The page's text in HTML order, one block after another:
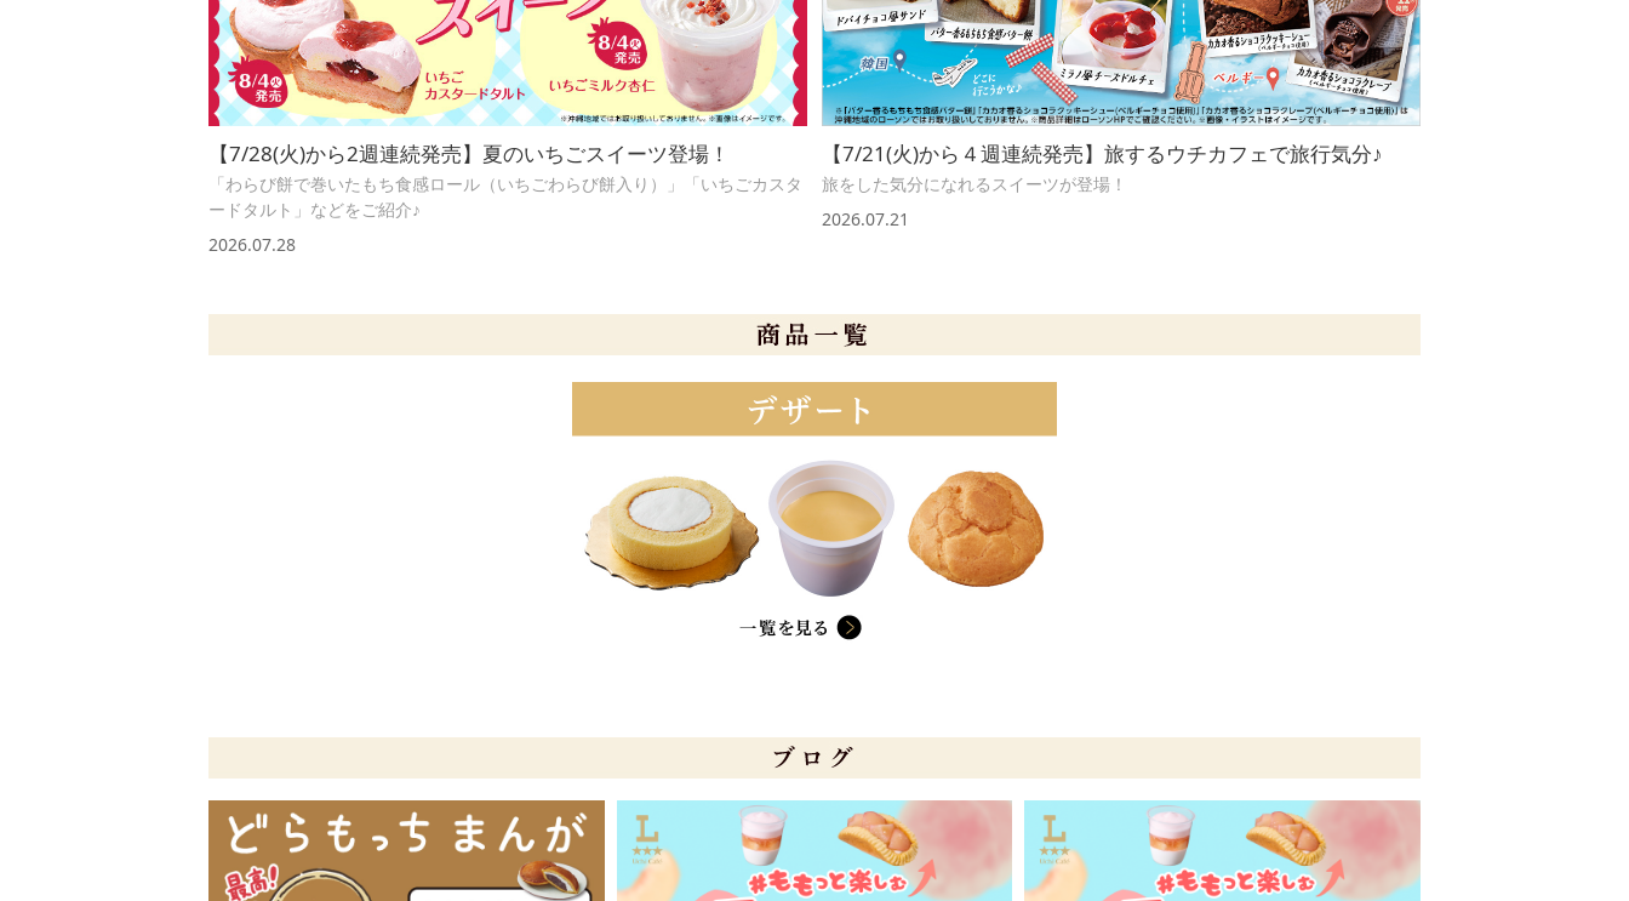
【7/28(火)から2週連続発売】夏のいちごスイーツ登場！
「わらび餅で巻いたもち食感ロール（いちごわらび餅入り）」「いちごカスタ
ードタルト」などをご紹介♪
2026.07.28
【7/21(火)から４週連続発売】旅するウチカフェで旅行気分♪
旅をした気分になれるスイーツが登場！
2026.07.21